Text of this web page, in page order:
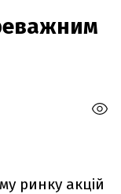
ринку акцій